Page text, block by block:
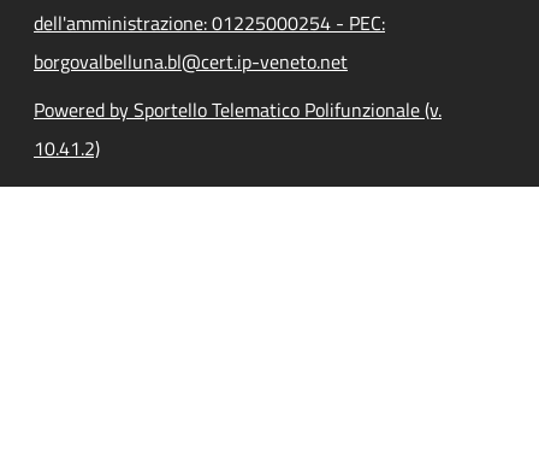
dell'amministrazione: 01225000254 - PEC:
borgovalbelluna.bl@cert.ip-veneto.net
Powered by Sportello Telematico Polifunzionale (v.
10.41.2)